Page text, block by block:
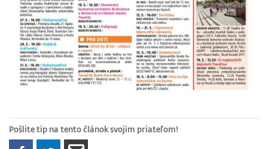
Pošlite tip na tento článok svojim priateľom!